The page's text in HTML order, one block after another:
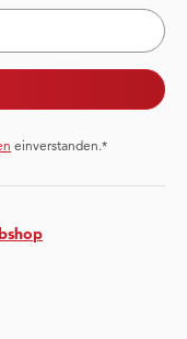
einverstanden.*